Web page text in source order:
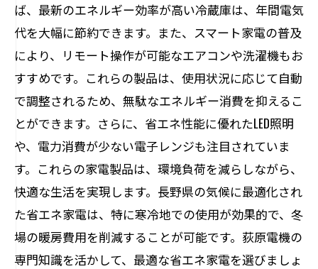
ば、最新のエネルギー効率が高い冷蔵庫は、年間電気
代を大幅に節約できます。また、スマート家電の普及
により、リモート操作が可能なエアコンや洗濯機もお
すすめです。これらの製品は、使用状況に応じて自動
で調整されるため、無駄なエネルギー消費を抑えるこ
とができます。さらに、省エネ性能に優れたLED照明
や、電力消費が少ない電子レンジも注目されていま
す。これらの家電製品は、環境負荷を減らしながら、
快適な生活を実現します。長野県の気候に最適化され
た省エネ家電は、特に寒冷地での使用が効果的で、冬
場の暖房費用を削減することが可能です。荻原電機の
専門知識を活かして、最適な省エネ家電を選びましょ